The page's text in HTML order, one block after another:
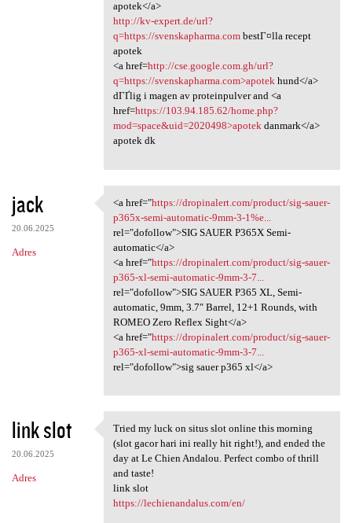
apotek</a>
http://kv-expert.de/url?
q=https://svenskapharma.combestГ¤lla recept
apotek
<a href=http://cse.google.com.gh/url?
q=https://svenskapharma.com>apotekhund</a>
dГҐlig i magen av proteinpulver and <a
href=https://103.94.185.62/home.php?
mod=space&uid=2020498>apotekdanmark</a>
apotek dk
jack
20.06.2025
Adres
<a href="https://dropinalert
<a href="https://dropinalert.com/product/sig-sauer-
p365x-semi-automatic-9mm-3-1%e...
rel="dofollow">SIG SAUER P365X Semi-
automatic</a>
<a href="https://dropinalert.com/product/sig-sauer-
p365-xl-semi-automatic-9mm-3-7...
rel="dofollow">SIG SAUER P365 XL, Semi-
automatic, 9mm, 3.7″ Barrel, 12+1 Rounds, with
ROMEO Zero Reflex Sight</a>
<a href="https://dropinalert.com/product/sig-sauer-
p365-xl-semi-automatic-9mm-3-7...
rel="dofollow">sig sauer p365 xl</a>
link slot
20.06.2025
Adres
Tried my luck on situs slot
Tried my luck on situs slot online this morning
(slot gacor hari ini really hit right!), and ended the
day at Le Chien Andalou. Perfect combo of thrill
and taste!
link slot
https://lechienandalus.com/en/